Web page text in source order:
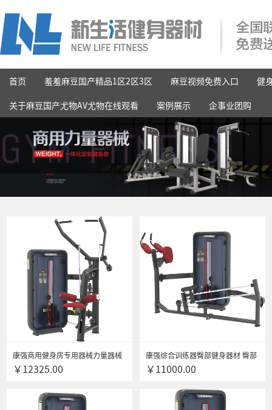
首页 羞羞麻豆国产精品1区2区3区 麻豆视频免费入口
健
关于麻豆国产尤物AV尤物在线观看
案例展示 企事业团购
康强商用健身房专用器械力量器械
专项器械无氧健身器械 6006高拉背
￥12325.00
康强综合训练器臀部健身器材 臀部
力量训练器材 XG-Z-6007臀部训练
￥11000.00